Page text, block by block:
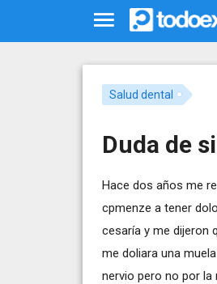
Salud dental
Duda de
Hace dos años me
cpmenze a tener
cesaría y me dijeron
me doliara una
nervio pero no por la